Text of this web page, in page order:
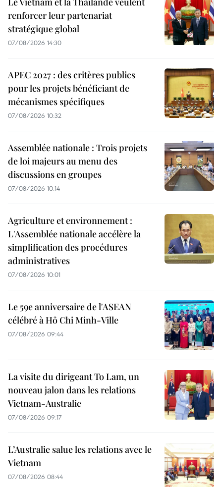
renforcer leur partenariat
stratégique global
07/08/2026 14:30
APEC 2027 : des critères publics
pour les projets bénéficiant de
mécanismes spécifiques
07/08/2026 10:32
Assemblée nationale : Trois projets
de loi majeurs au menu des
discussions en groupes
07/08/2026 10:14
Agriculture et environnement :
L'Assemblée nationale accélère la
simplification des procédures
administratives
07/08/2026 10:01
Le 59e anniversaire de l'ASEAN
célébré à Hô Chi Minh-Ville
07/08/2026 09:44
La visite du dirigeant To Lam, un
nouveau jalon dans les relations
Vietnam-Australie
07/08/2026 09:17
L’Australie salue les relations avec le
Vietnam
07/08/2026 08:44